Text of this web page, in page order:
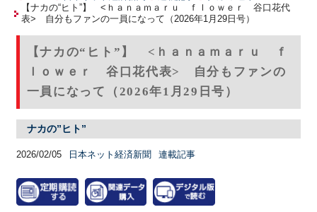
【ナカの“ヒト”】 <ｈａｎａｍａｒｕ ｆｌｏｗｅｒ 谷口花代
表> 自分もファンの一員になって（2026年1月29日号）
【ナカの“ヒト”】 <ｈａｎａｍａｒｕ ｆ
ｌｏｗｅｒ 谷口花代表> 自分もファンの
一員になって（2026年1月29日号）
ナカの”ヒト”
2026/02/05 日本ネット経済新聞 連載記事